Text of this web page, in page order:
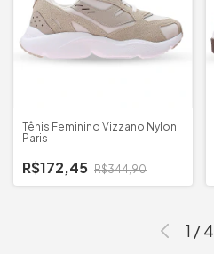
Tênis Feminino Vizzano Nylon
Paris
R$172,45 R$344,90
1 /4